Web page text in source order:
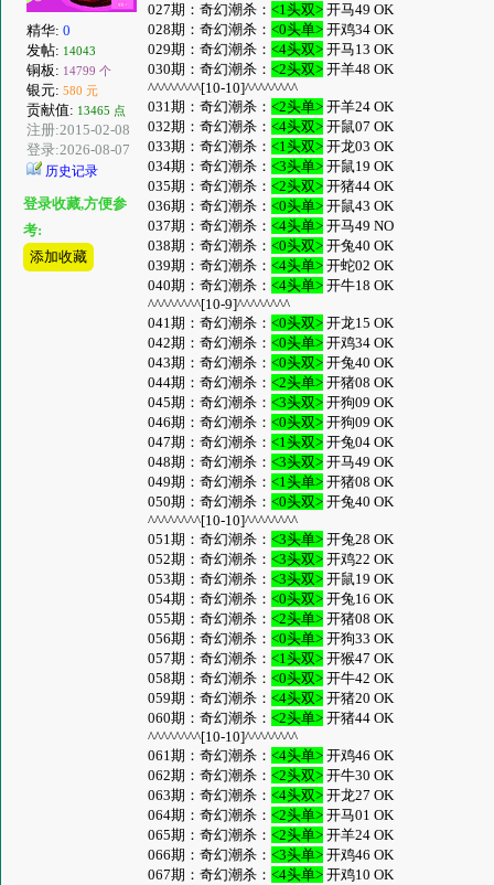
精华: 0
发帖: 14043
铜板: 14799 个
银元: 580 元
贡献值: 13465 点
注册:2015-02-08
登录:2026-08-07
历史记录
登录收藏,方便参
考:
添加收藏
027期：奇幻潮杀：<1头双> 开马49 OK
028期：奇幻潮杀：<0头单> 开鸡34 OK
029期：奇幻潮杀：<4头双> 开马13 OK
030期：奇幻潮杀：<2头双> 开羊48 OK
^^^^^^^^[10-10]^^^^^^^^
031期：奇幻潮杀：<2头单> 开羊24 OK
032期：奇幻潮杀：<4头双> 开鼠07 OK
033期：奇幻潮杀：<1头双> 开龙03 OK
034期：奇幻潮杀：<3头单> 开鼠19 OK
035期：奇幻潮杀：<2头双> 开猪44 OK
036期：奇幻潮杀：<0头单> 开鼠43 OK
037期：奇幻潮杀：<4头单> 开马49 NO
038期：奇幻潮杀：<0头双> 开兔40 OK
039期：奇幻潮杀：<4头单> 开蛇02 OK
040期：奇幻潮杀：<4头单> 开牛18 OK
^^^^^^^^[10-9]^^^^^^^^
041期：奇幻潮杀：<0头双> 开龙15 OK
042期：奇幻潮杀：<0头单> 开鸡34 OK
043期：奇幻潮杀：<0头双> 开兔40 OK
044期：奇幻潮杀：<2头单> 开猪08 OK
045期：奇幻潮杀：<3头双> 开狗09 OK
046期：奇幻潮杀：<0头双> 开狗09 OK
047期：奇幻潮杀：<1头双> 开兔04 OK
048期：奇幻潮杀：<3头双> 开马49 OK
049期：奇幻潮杀：<1头单> 开猪08 OK
050期：奇幻潮杀：<0头双> 开兔40 OK
^^^^^^^^[10-10]^^^^^^^^
051期：奇幻潮杀：<3头单> 开兔28 OK
052期：奇幻潮杀：<3头双> 开鸡22 OK
053期：奇幻潮杀：<3头双> 开鼠19 OK
054期：奇幻潮杀：<0头双> 开兔16 OK
055期：奇幻潮杀：<2头单> 开猪08 OK
056期：奇幻潮杀：<0头单> 开狗33 OK
057期：奇幻潮杀：<1头双> 开猴47 OK
058期：奇幻潮杀：<0头双> 开牛42 OK
059期：奇幻潮杀：<4头双> 开猪20 OK
060期：奇幻潮杀：<2头单> 开猪44 OK
^^^^^^^^[10-10]^^^^^^^^
061期：奇幻潮杀：<4头单> 开鸡46 OK
062期：奇幻潮杀：<2头双> 开牛30 OK
063期：奇幻潮杀：<4头双> 开龙27 OK
064期：奇幻潮杀：<2头单> 开马01 OK
065期：奇幻潮杀：<2头单> 开羊24 OK
066期：奇幻潮杀：<3头单> 开鸡46 OK
067期：奇幻潮杀：<4头单> 开鸡10 OK